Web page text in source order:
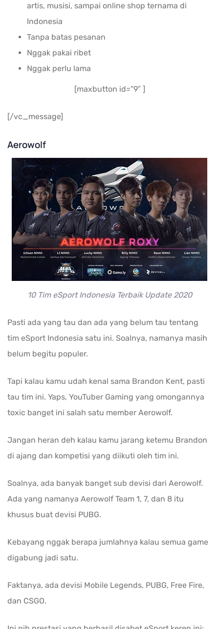
artis, musisi, sampai online shop ternama di
Indonesia
Tanpa batas pesanan
Nggak pakai ribet
Nggak perlu lama
[maxbutton id=”9″ ]
[/vc_message]
Aerowolf
10 Tim eSport Indonesia Terbaik Update 2020
Pasti ada yang tau dan ada yang belum tau tentang
tim eSport Indonesia satu ini. Soalnya, namanya masih
belum begitu populer.
Tapi kalau kamu udah kenal sama Brandon Kent, pasti
tau tim ini. Yaps, YouTuber Gaming yang omongannya
toxic banget ini salah satu member Aerowolf.
Jangan heran deh kalau kamu jarang ketemu Brandon
di ajang dan kompetisi yang diikuti oleh tim ini.
Soalnya, ada banyak banget sub devisi dari Aerowolf.
Ada yang namanya Aerowolf Team 1, 7, dan 8 itu
khusus buat devisi PUBG.
Kebayang nggak berapa jumlahnya kalau semua game
digabung jadi satu.
Faktanya, ada devisi Mobile Legends, PUBG, Free Fire,
dan CSGO.